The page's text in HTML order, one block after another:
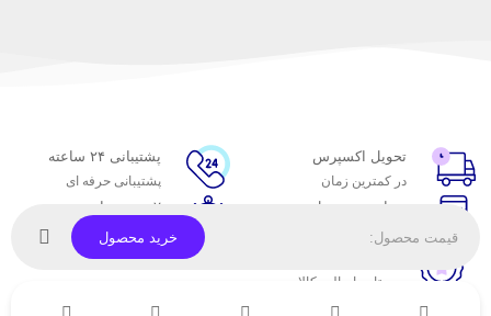
قیمت محصول: خرید محصول
تحویل اکسپرس
در کمترین زمان
پشتیبانی ۲۴ ساعته
پشتیبانی حرفه ای
پرداخت در محل
پرداخت هنگام دریافت
۷ روز ضمانت
مهلت بازگشت وجه
تایید اصالت کالا